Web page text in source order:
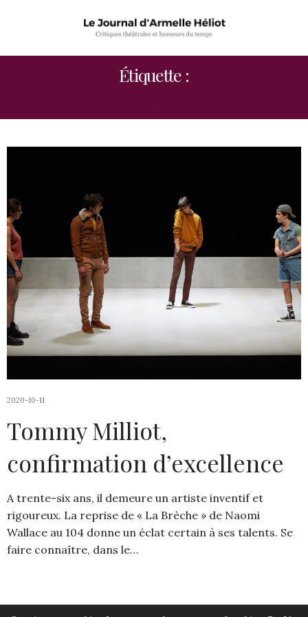
Étiquette :
2020-10-11
Tommy Milliot,
confirmation d’excellence
A trente-six ans, il demeure un artiste inventif et
rigoureux. La reprise de « La Brèche » de Naomi
Wallace au 104 donne un éclat certain à ses talents. Se
faire connaître, dans le…